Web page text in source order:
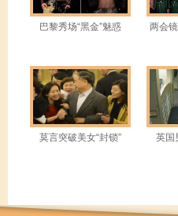
到横店去看
(热词四：双
在“三公消费
政部财政科学
了双重实名后
巴黎秀场“黑金”魅惑 两会
莫言突破美女“封锁” 英国